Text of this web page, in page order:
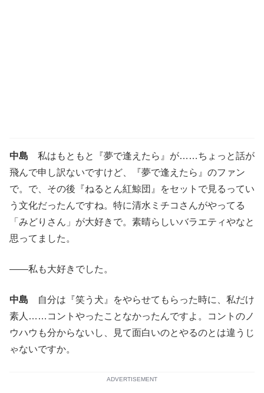
中島 私はもともと『夢で逢えたら』が……ちょっと話が
飛んで申し訳ないですけど、『夢で逢えたら』のファン
で。で、その後『ねるとん紅鯨団』をセットで見るってい
う文化だったんですね。特に清水ミチコさんがやってる
「みどりさん」が大好きで。素晴らしいバラエティやなと
思ってました。
——私も大好きでした。
中島 自分は『笑う犬』をやらせてもらった時に、私だけ
素人……コントやったことなかったんですよ。コントのノ
ウハウも分からないし、見て面白いのとやるのとは違うじ
ゃないですか。
ADVERTISEMENT